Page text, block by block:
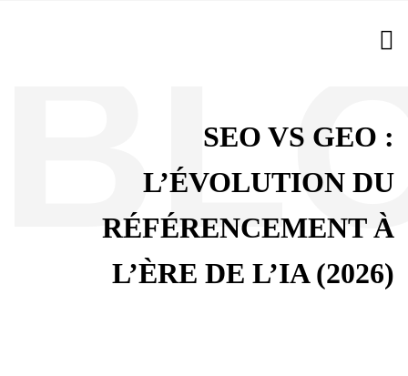
SEO VS GEO :
L’ÉVOLUTION DU
RÉFÉRENCEMENT À
L’ÈRE DE L’IA (2026)